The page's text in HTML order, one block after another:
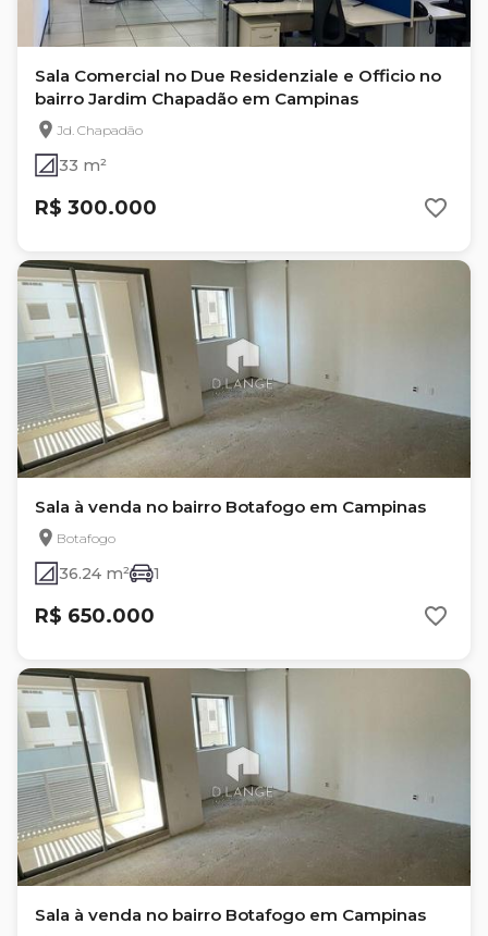
Sala Comercial no Due Residenziale e Officio no
bairro Jardim Chapadão em Campinas
Jd. Chapadão
33 m²
R$ 300.000
Sala à venda no bairro Botafogo em Campinas
Botafogo
36.24 m² 1
R$ 650.000
Sala à venda no bairro Botafogo em Campinas